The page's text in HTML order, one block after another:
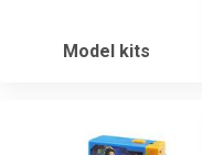
Model kits